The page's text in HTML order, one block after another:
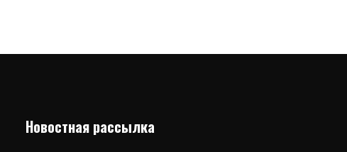
Новостная рассылка